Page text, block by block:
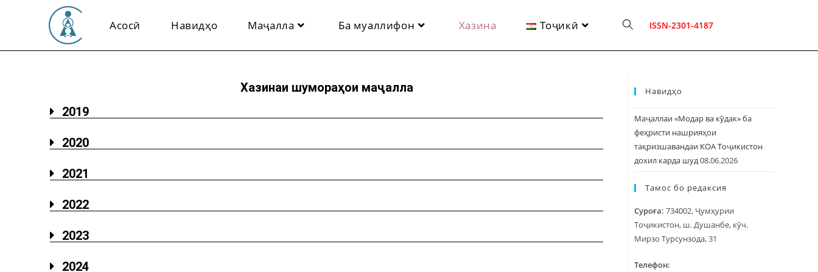
ISSN-2301-4187
Асосӣ Навидҳо Маҷалла Ба муаллифон Хазина Тоҷикӣ
Хазинаи шумораҳои маҷалла
2019
2020
2021
2022
2023
2024
Навидҳо
Маҷаллаи «Модар ва кӯдак» ба
феҳристи нашрияҳои
тақризшавандаи КОА Тоҷикистон
дохил карда шуд08.06.2026
Тамос бо редаксия
Суроға: 734002, Ҷумҳурии
Тоҷикистон, ш. Душанбе, кӯч.
Мирзо Турсунзода, 31
Телефон: